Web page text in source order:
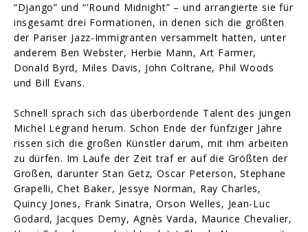
“Django” und “'Round Midnight” – und arrangierte sie für
insgesamt drei Formationen, in denen sich die größten
der Pariser Jazz-Immigranten versammelt hatten, unter
anderem Ben Webster, Herbie Mann, Art Farmer,
Donald Byrd, Miles Davis, John Coltrane, Phil Woods
und Bill Evans.
Schnell sprach sich das überbordende Talent des jungen
Michel Legrand herum. Schon Ende der fünfziger Jahre
rissen sich die großen Künstler darum, mit ihm arbeiten
zu dürfen. Im Laufe der Zeit traf er auf die Größten der
Großen, darunter Stan Getz, Oscar Peterson, Stephane
Grapelli, Chet Baker, Jessye Norman, Ray Charles,
Quincy Jones, Frank Sinatra, Orson Welles, Jean-Luc
Godard, Jacques Demy, Agnès Varda, Maurice Chevalier,